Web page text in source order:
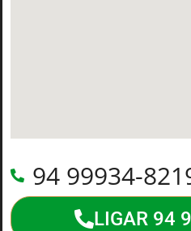
94 99934-
LIGAR 94